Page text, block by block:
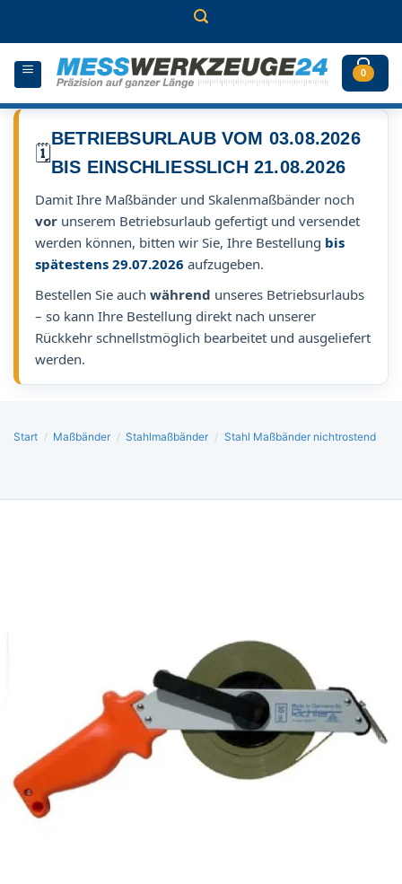
0
🗓️
BETRIEBSURLAUB VOM 03.08.2026
BIS EINSCHLIESSLICH 21.08.2026
Damit Ihre Maßbänder und Skalenmaßbänder noch
vor unserem Betriebsurlaub gefertigt und versendet
werden können, bitten wir Sie, Ihre Bestellung bis
spätestens 29.07.2026 aufzugeben.
Bestellen Sie auch während unseres Betriebsurlaubs
– so kann Ihre Bestellung direkt nach unserer
Rückkehr schnellstmöglich bearbeitet und ausgeliefert
werden.
Start / Maßbänder / Stahlmaßbänder / Stahl Maßbänder nichtrostend